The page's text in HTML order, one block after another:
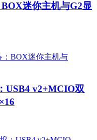
迷你主机与G2显
USB4 v2+MCIO双